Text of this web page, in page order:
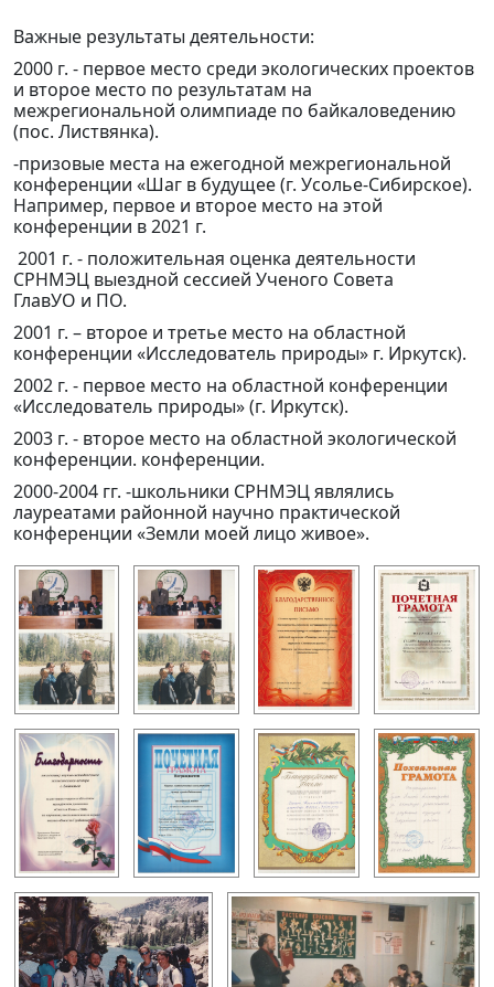
Важные результаты деятельности:
2000 г. - первое место среди экологических проектов
и второе место по результатам на
межрегиональной олимпиаде по байкаловедению
(пос. Листвянка).
-призовые места на ежегодной межрегиональной
конференции «Шаг в будущее (г. Усолье-Сибирское).
Например, первое и второе место на этой
конференции в 2021 г.
2001 г. - положительная оценка деятельности
СРНМЭЦ выездной сессией Ученого Совета
ГлавУО и ПО.
2001 г. – второе и третье место на областной
конференции «Исследователь природы» г. Иркутск).
2002 г. - первое место на областной конференции
«Исследователь природы» (г. Иркутск).
2003 г. - второе место на областной экологической
конференции. конференции.
2000-2004 гг. -школьники СРНМЭЦ являлись
лауреатами районной научно практической
конференции «Земли моей лицо живое».